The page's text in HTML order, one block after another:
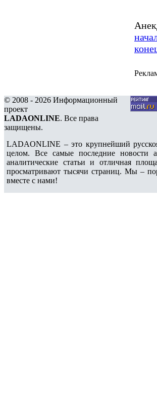
© 2008 - 2026 Информационный
проект
LADAONLINE. Все права
защищены.
LADAONLINE – это крупнейший
целом. Все самые последние новости
аналитические статьи и отличная
просматривают тысячи страниц. Мы –
вместе с нами!